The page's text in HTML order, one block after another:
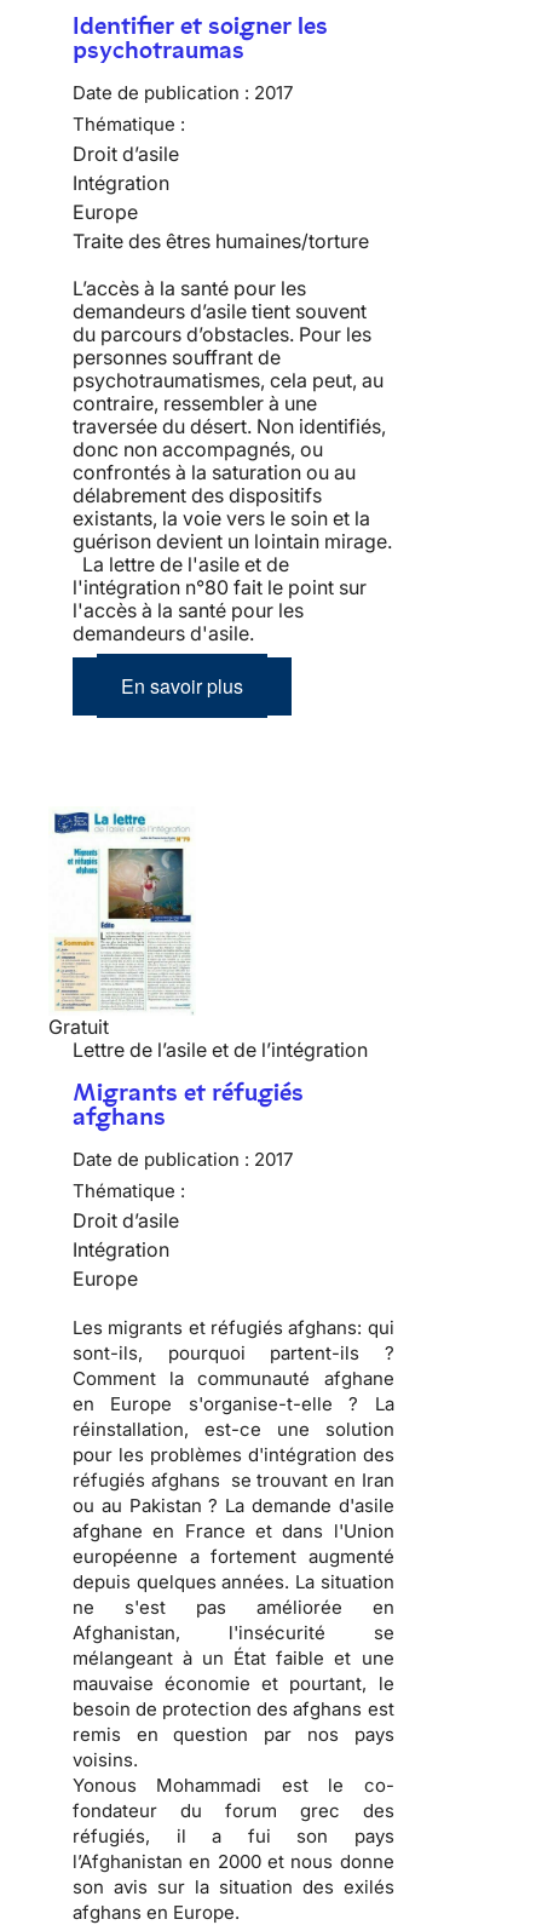
Identifier et soigner les
psychotraumas
Date de publication : 2017
Thématique :
Droit d’asile
Intégration
Europe
Traite des êtres humaines/torture
L’accès à la santé pour les
demandeurs d’asile tient souvent
du parcours d’obstacles. Pour les
personnes souffrant de
psychotraumatismes, cela peut, au
contraire, ressembler à une
traversée du désert. Non identifiés,
donc non accompagnés, ou
confrontés à la saturation ou au
délabrement des dispositifs
existants, la voie vers le soin et la
guérison devient un lointain mirage.
La lettre de l'asile et de
l'intégration n°80 fait le point sur
l'accès à la santé pour les
demandeurs d'asile.
En savoir plus
Gratuit
Lettre de l’asile et de l’intégration
Migrants et réfugiés
afghans
Date de publication : 2017
Thématique :
Droit d’asile
Intégration
Europe
Les migrants et réfugiés afghans: qui
sont-ils, pourquoi partent-ils ?
Comment la communauté afghane
en Europe s'organise-t-elle ? La
réinstallation, est-ce une solution
pour les problèmes d'intégration des
réfugiés afghans se trouvant en Iran
ou au Pakistan ? La demande d'asile
afghane en France et dans l'Union
européenne a fortement augmenté
depuis quelques années. La situation
ne s'est pas améliorée en
Afghanistan, l'insécurité se
mélangeant à un État faible et une
mauvaise économie et pourtant, le
besoin de protection des afghans est
remis en question par nos pays
voisins.
Yonous Mohammadi est le co-
fondateur du forum grec des
réfugiés, il a fui son pays
l’Afghanistan en 2000 et nous donne
son avis sur la situation des exilés
afghans en Europe.